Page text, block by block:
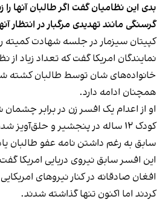
بدی این نظامیان گفت اگر طالبان آنها را
گرسنگی مانند تهدیدی مرگبار در انتظار
کپیتان سیزمار در جلسه شهادت
نمایندگان امریکا گفت که تعداد زیاد
خانواده‌های شان توسط طالبان کشته
همچنان ادامه دارد.
او از اعدام یک افسر زن در برابر
کودک ۱۲ ساله در پنجشیر و
سابق به رغم داشتن نامه عفو طالبان
این افسر سابق نیروی دریایی امریکا
افغان صادقانه در کنار نیروهای
کردند اما اکنون تنها گذاشته شدند.